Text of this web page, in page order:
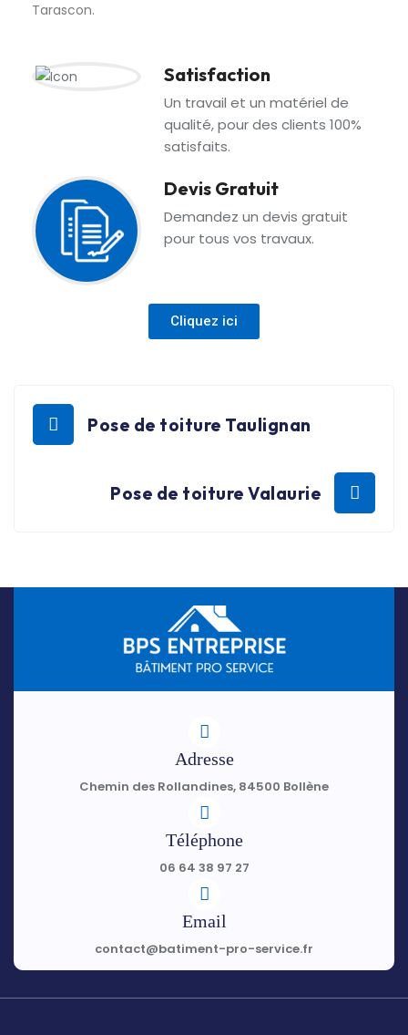
Tarascon.
Satisfaction
Un travail et un matériel de
qualité, pour des clients 100%
satisfaits.
Devis Gratuit
Demandez un devis gratuit
pour tous vos travaux.
Cliquez ici
Pose de toiture Taulignan
Pose de toiture Valaurie
Adresse
Chemin des Rollandines, 84500 Bollène
Téléphone
06 64 38 97 27
Email
contact@batiment-pro-service.fr